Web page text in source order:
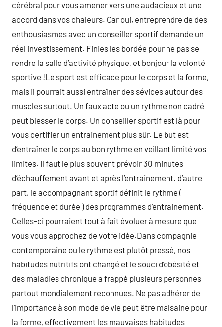
cérébral pour vous amener vers une audacieux et une
accord dans vos chaleurs. Car oui, entreprendre de des
enthousiasmes avec un conseiller sportif demande un
réel investissement. Finies les bordée pour ne pas se
rendre la salle d’activité physique, et bonjour la volonté
sportive !Le sport est efficace pour le corps et la forme,
mais il pourrait aussi entraîner des sévices autour des
muscles surtout. Un faux acte ou un rythme non cadré
peut blesser le corps. Un conseiller sportif est là pour
vous certifier un entrainement plus sûr. Le but est
d’entraîner le corps au bon rythme en veillant limité vos
limites. Il faut le plus souvent prévoir 30 minutes
d’échauffement avant et après l’entrainement. d’autre
part, le accompagnant sportif définit le rythme (
fréquence et durée ) des programmes d’entrainement.
Celles-ci pourraient tout à fait évoluer à mesure que
vous vous approchez de votre idée.Dans compagnie
contemporaine ou le rythme est plutôt pressé, nos
habitudes nutritifs ont changé et le souci d’obésité et
des maladies chronique a frappé plusieurs personnes
partout mondialement reconnues. Ne pas adhérer de
l’importance à son mode de vie peut être malsaine pour
la forme, effectivement les mauvaises habitudes